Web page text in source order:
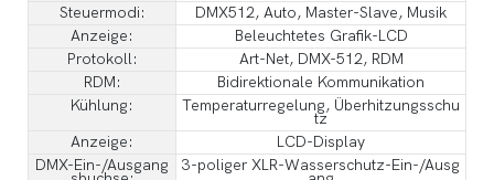
Steuermodi:
DMX512, Auto, Master-Slave, Musik
Anzeige:
Beleuchtetes Grafik-LCD
Protokoll:
Art-Net, DMX-512, RDM
RDM:
Bidirektionale Kommunikation
Kühlung:
Temperaturregelung, Überhitzungsschu
tz
Anzeige:
LCD-Display
DMX-Ein-/Ausgang
3-poliger XLR-Wasserschutz-Ein-/Ausg